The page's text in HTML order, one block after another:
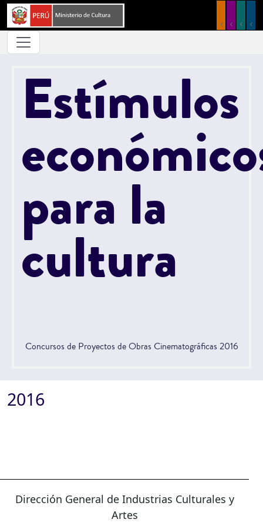
Pasar al contenido principal
Estímulos
para la
cultura
Concursos de Proyectos de Obras Cinematográficas 2016
2016
Dirección General de Industrias Culturales y
Artes